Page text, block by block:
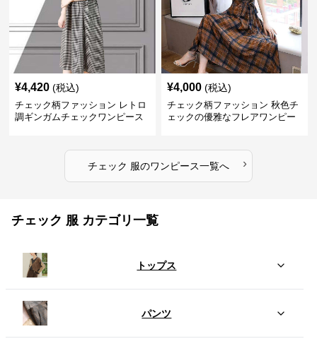
¥4,420 (税込)
チェック柄ファッション レトロ
調ギンガムチェックワンピース
¥4,000 (税込)
チェック柄ファッション 秋色チ
ェックの優雅なフレアワンピー
チェック 服のワンピース一覧へ ›
チェック 服 カテゴリ一覧
トップス
パンツ